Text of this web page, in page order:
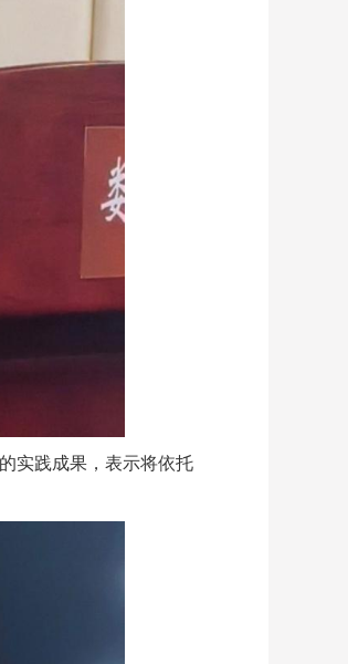
实践成果，表示将依托